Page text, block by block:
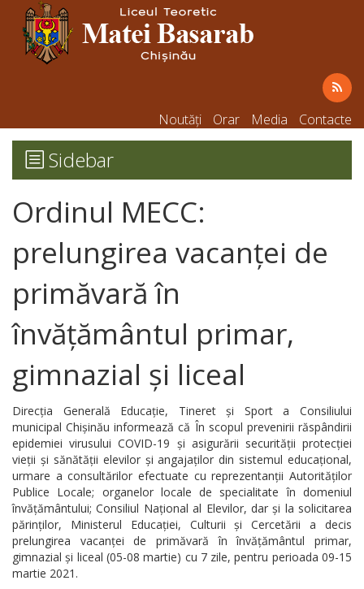
Noutăți Orar Media Contacte
Sidebar
Ordinul MECC:
prelungirea vacanței de
primăvară în
învățământul primar,
gimnazial și liceal
Direcția Generală Educație, Tineret și Sport a Consiliului
municipal Chișinău informează că În scopul prevenirii răspândirii
epidemiei virusului COVID-19 și asigurării securității protecției
vieții și sănătății elevilor și angajaților din sistemul educațional,
urmare a consultărilor efectuate cu reprezentanții Autorităților
Publice Locale; organelor locale de specialitate în domeniul
învățământului; Consiliul Național al Elevilor, dar și la solicitarea
părinților, Ministerul Educației, Culturii și Cercetării a decis
prelungirea vacanței de primăvară în învățământul primar,
gimnazial și liceal (05-08 martie) cu 7 zile, pentru perioada 09-15
martie 2021.